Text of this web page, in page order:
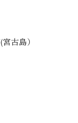
古島）